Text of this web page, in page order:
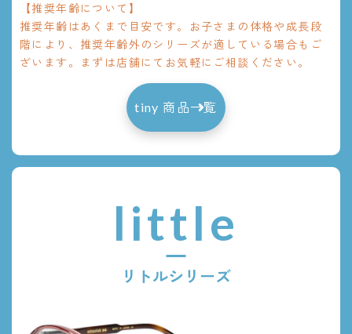
【推奨年齢について】
推奨年齢はあくまで目安です。お子さまの体格や成長段
階により、推奨年齢外のシリーズが適している場合もご
ざいます。まずは店舗にてお気軽にご相談ください。
tiny 商品一覧
little
リトルシリーズ